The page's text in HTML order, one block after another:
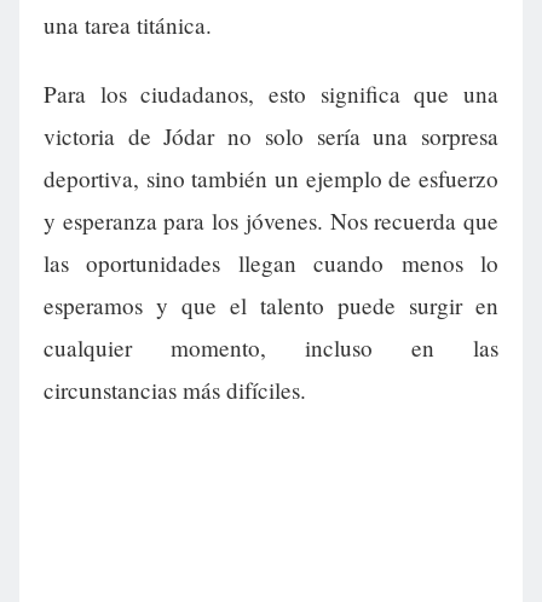
una tarea titánica.
Para los ciudadanos, esto significa que una
victoria de Jódar no solo sería una sorpresa
deportiva, sino también un ejemplo de esfuerzo
y esperanza para los jóvenes. Nos recuerda que
las oportunidades llegan cuando menos lo
esperamos y que el talento puede surgir en
cualquier momento, incluso en las
circunstancias más difíciles.